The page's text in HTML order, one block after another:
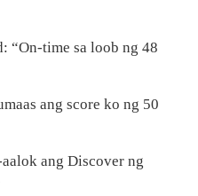
“On-time sa loob ng 48
ang score ko ng 50
ang Discover ng